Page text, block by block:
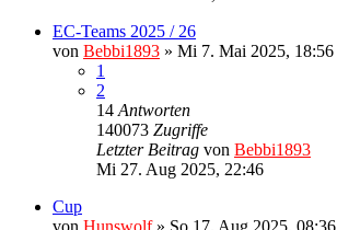
EC-Teams 2025 / 26
von Bebbi1893 » Mi 7. Mai 2025, 18:56
1
2
14 Antworten
140073 Zugriffe
Letzter Beitrag von Bebbi1893
Mi 27. Aug 2025, 22:46
Cup
von Hunswolf» So 17. Aug 2025, 08:36